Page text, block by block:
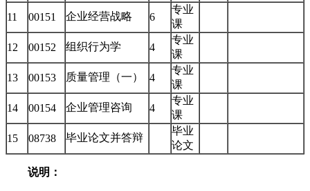
11
00151 企业经营战略 6
专业
课
12
00152 组织行为学 4
专业
课
13
00153 质量管理（一） 4
专业
课
14
00154 企业管理咨询 4
专业
课
15
08738 毕业论文并答辩
毕业
论文
说明：